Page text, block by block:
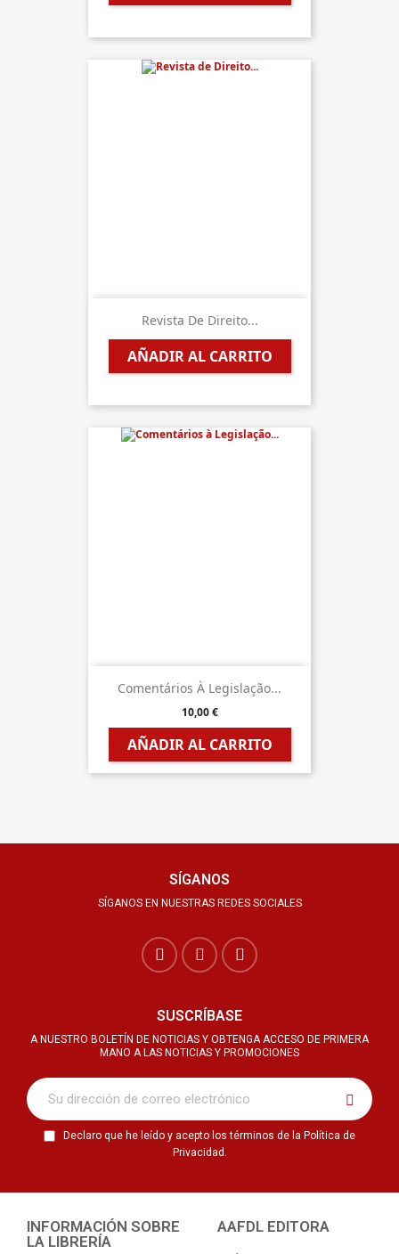
Revista De Direito...
AÑADIR AL CARRITO
Comentários À Legislação...
10,00 €
AÑADIR AL CARRITO
SÍGANOS
SÍGANOS EN NUESTRAS REDES SOCIALES
SUSCRÍBASE
A NUESTRO BOLETÍN DE NOTICIAS Y OBTENGA ACCESO DE PRIMERA
MANO A LAS NOTICIAS Y PROMOCIONES
Declaro que he leído y acepto los términos de la Política de
Privacidad.
INFORMACIÓN SOBRE
LA LIBRERÍA
AAFDL EDITORA